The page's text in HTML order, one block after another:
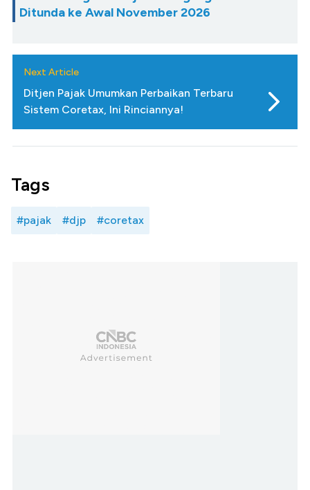
Ditunda ke Awal November 2026
Next Article
Ditjen Pajak Umumkan Perbaikan Terbaru
Sistem Coretax, Ini Rinciannya!
Tags
#pajak #djp #coretax